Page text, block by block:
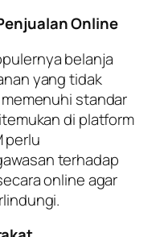
Online
belanja
yang tidak
standar
di platform
perlu
terhadap
online agar